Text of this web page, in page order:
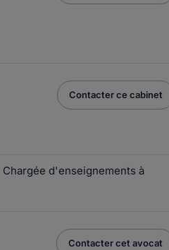
Contacter ce cabinet
d'enseignements à
Contacter cet avocat